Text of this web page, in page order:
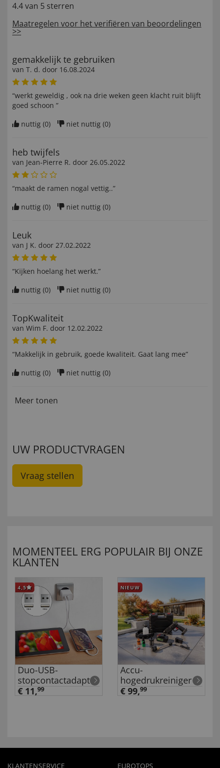
4.4 van 5 sterren
Maatregelen voor het verifiëren van beoordelingen
>>
gemakkelijk te gebruiken
van T. d. door 16.08.2024
“werkt geweldig , ook na drie weken geen klacht ruit blijft
goed schoon ”
nuttig (0) niet nuttig (0)
heb twijfels
van Jean-Pierre R. door 26.05.2022
“maakt de ramen nogal vettig..”
nuttig (0) niet nuttig (0)
Leuk
van J K. door 27.02.2022
“Kijken hoelang het werkt.”
nuttig (0) niet nuttig (0)
TopKwaliteit
van Wim F. door 12.02.2022
“Makkelijk in gebruik, goede kwaliteit. Gaat lang mee”
nuttig (0) niet nuttig (0)
Meer tonen
UW PRODUCTVRAGEN
Vraag stellen
MOMENTEEL ERG POPULAIR BIJ ONZE
KLANTEN
4,5
Duo-USB-
stopcontactadapter
€ 11,99
NIEUW
Accu-
hogedrukreiniger
€ 99,99
KLANTENSERVICE EUROTOPS